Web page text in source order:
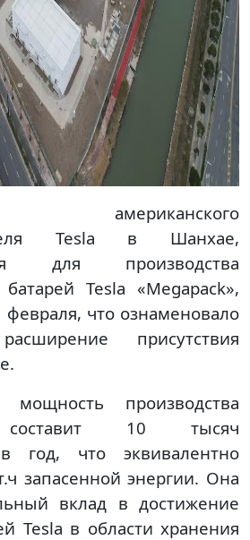
американского
Tesla в Шанхае,
для производства
Tesla «Megapack»,
февраля, что ознаменовало
присутствия
мощность производства
составит 10 тысяч
в год, что эквивалентно
запасенной энергии. Она
вклад в достижение
Tesla в области хранения